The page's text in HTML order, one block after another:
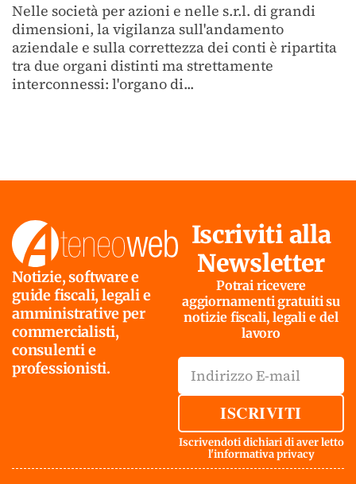
Nelle società per azioni e nelle s.r.l. di grandi
dimensioni, la vigilanza sull'andamento
aziendale e sulla correttezza dei conti è ripartita
tra due organi distinti ma strettamente
interconnessi: l'organo di...
Notizie, software e
guide fiscali, legali e
amministrative per
commercialisti,
consulenti e
professionisti.
Iscriviti alla
Newsletter
Potrai ricevere
aggiornamenti gratuiti su
notizie fiscali, legali e del
lavoro
ISCRIVITI
Iscrivendoti dichiari di aver letto
l'informativa privacy